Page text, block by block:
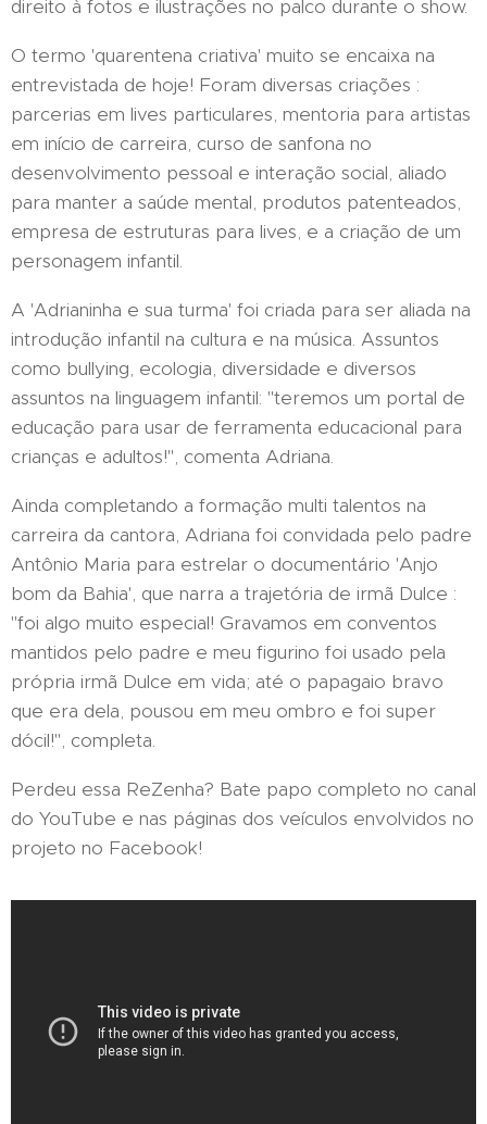
direito à fotos e ilustrações no palco durante o show.
O termo 'quarentena criativa' muito se encaixa na
entrevistada de hoje! Foram diversas criações :
parcerias em lives particulares, mentoria para artistas
em início de carreira, curso de sanfona no
desenvolvimento pessoal e interação social, aliado
para manter a saúde mental, produtos patenteados,
empresa de estruturas para lives, e a criação de um
personagem infantil.
A 'Adrianinha e sua turma' foi criada para ser aliada na
introdução infantil na cultura e na música. Assuntos
como bullying, ecologia, diversidade e diversos
assuntos na linguagem infantil: "teremos um portal de
educação para usar de ferramenta educacional para
crianças e adultos!", comenta Adriana.
Ainda completando a formação multi talentos na
carreira da cantora, Adriana foi convidada pelo padre
Antônio Maria para estrelar o documentário 'Anjo
bom da Bahia', que narra a trajetória de irmã Dulce :
"foi algo muito especial! Gravamos em conventos
mantidos pelo padre e meu figurino foi usado pela
própria irmã Dulce em vida; até o papagaio bravo
que era dela, pousou em meu ombro e foi super
dócil!", completa.
Perdeu essa ReZenha? Bate papo completo no canal
do YouTube e nas páginas dos veículos envolvidos no
projeto no Facebook!